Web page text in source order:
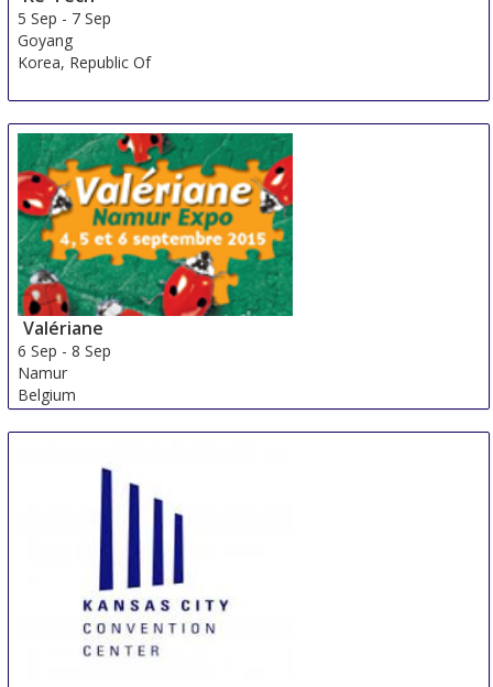
5 Sep - 7 Sep
Goyang
Korea, Republic Of
Valériane
6 Sep -8 Sep
Namur
Belgium